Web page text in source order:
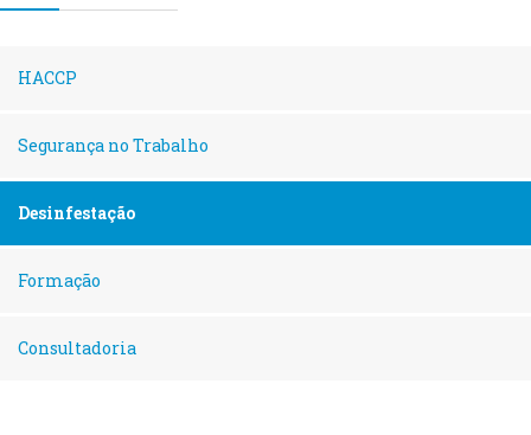
HACCP
Segurança no Trabalho
Desinfestação
Formação
Consultadoria